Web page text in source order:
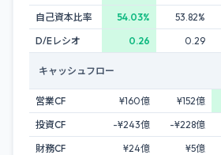
自己資本比率
54.03% 53.82%
D/Eレシオ
0.26 0.29
キャッシュフロー
営業CF ¥160億 ¥152億
投資CF
-¥243億 -¥228億
財務CF
¥24億 ¥5億